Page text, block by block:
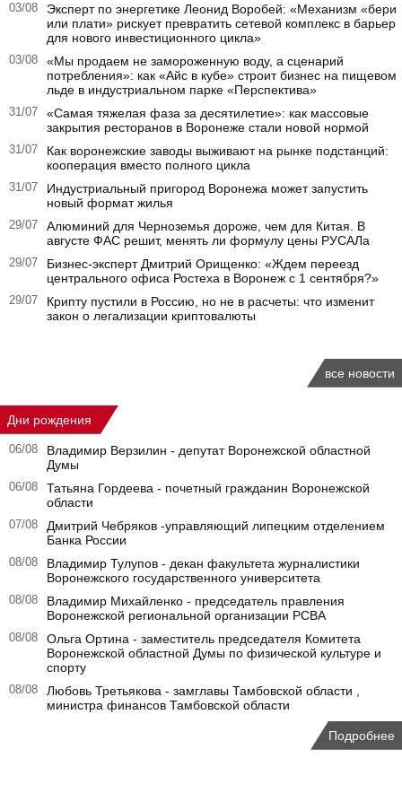
03/08
Эксперт по энергетике Леонид Воробей: «Механизм «бери
или плати» рискует превратить сетевой комплекс в барьер
для нового инвестиционного цикла»
03/08
«Мы продаем не замороженную воду, а сценарий
потребления»: как «Айс в кубе» строит бизнес на пищевом
льде в индустриальном парке «Перспектива»
31/07
«Самая тяжелая фаза за десятилетие»: как массовые
закрытия ресторанов в Воронеже стали новой нормой
31/07
Как воронежские заводы выживают на рынке подстанций:
кооперация вместо полного цикла
31/07
Индустриальный пригород Воронежа может запустить
новый формат жилья
29/07
Алюминий для Черноземья дороже, чем для Китая. В
августе ФАС решит, менять ли формулу цены РУСАЛа
29/07
Бизнес-эксперт Дмитрий Орищенко: «Ждем переезд
центрального офиса Ростеха в Воронеж с 1 сентября?»
29/07
Крипту пустили в Россию, но не в расчеты: что изменит
закон о легализации криптовалюты
все новости
Дни рождения
06/08
Владимир Верзилин - депутат Воронежской областной
Думы
06/08
Татьяна Гордеева - почетный гражданин Воронежской
области
07/08
Дмитрий Чебряков -управляющий липецким отделением
Банка России
08/08
Владимир Тулупов - декан факультета журналистики
Воронежского государственного университета
08/08
Владимир Михайленко - председатель правления
Воронежской региональной организации РСВА
08/08
Ольга Ортина - заместитель председателя Комитета
Воронежской областной Думы по физической культуре и
спорту
08/08
Любовь Третьякова - замглавы Тамбовской области ,
министра финансов Тамбовской области
Подробнее